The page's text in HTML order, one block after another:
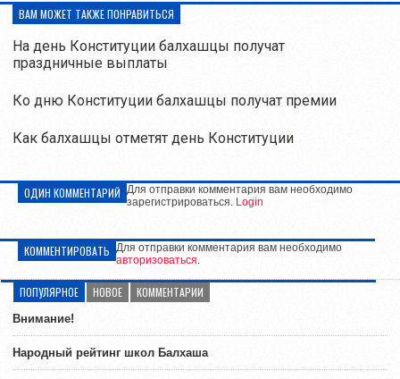
ВАМ МОЖЕТ ТАКЖЕ ПОНРАВИТЬСЯ
На день Конституции балхашцы получат
праздничные выплаты
Ко дню Конституции балхашцы получат премии
Как балхашцы отметят день Конституции
ОДИН КОММЕНТАРИЙ Для отправки комментария вам необходимо
зарегистрироваться. Login
КОММЕНТИРОВАТЬ Для отправки комментария вам необходимо
авторизоваться.
ПОПУЛЯРНОЕ НОВОЕ КОММЕНТАРИИ
Внимание!
Народный рейтинг школ Балхаша